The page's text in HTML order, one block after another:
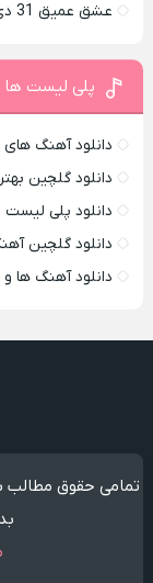
عشق عمیق 31 دی جی شاهین
پلی لیست ها
دانلود آهنگ
دانلود گلچین
دانلود پلی لیست
دانلود گلچین
دانلود آهنگ ها و
تمامی حقوق مطالب